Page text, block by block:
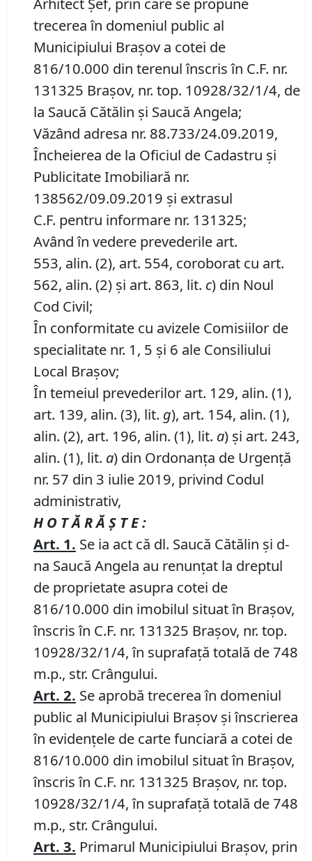
trecerea în domeniul public al
Municipiului Braşov a cotei de
816/10.000 din terenul înscris în C.F. nr.
131325 Brașov, nr. top. 10928/32/1/4, de
la Saucă Cătălin și Saucă Angela;
Văzând adresa nr. 88.733/24.09.2019,
Încheierea de la Oficiul de Cadastru și
Publicitate Imobiliară nr.
138562/09.09.2019 și extrasul
C.F. pentru informare nr. 131325;
Având în vedere prevederile art.
553, alin. (2), art. 554, coroborat cu art.
562, alin. (2) și art. 863, lit. c) din Noul
Cod Civil;
În conformitate cu avizele Comisiilor de
specialitate nr. 1, 5 și 6 ale Consiliului
Local Brașov;
În temeiul prevederilor art. 129, alin. (1),
art. 139, alin. (3), lit. g), art. 154, alin. (1),
alin. (2), art. 196, alin. (1), lit. a) și art. 243,
alin. (1), lit. a) din Ordonanța de Urgență
nr. 57 din 3 iulie 2019, privind Codul
administrativ,
H O T Ă R Ă Ş T E :
Art. 1. Se ia act că dl. Saucă Cătălin și d-
na Saucă Angela au renunțat la dreptul
de proprietate asupra cotei de
816/10.000 din imobilul situat în Brașov,
înscris în C.F. nr. 131325 Brașov, nr. top.
10928/32/1/4, în suprafață totală de 748
m.p., str. Crângului.
Art. 2. Se aprobă trecerea în domeniul
public al Municipiului Braşov şi înscrierea
în evidenţele de carte funciară a cotei de
816/10.000 din imobilul situat în Brașov,
înscris în C.F. nr. 131325 Brașov, nr. top.
10928/32/1/4, în suprafață totală de 748
m.p., str. Crângului.
Art. 3. Primarul Municipiului Braşov, prin